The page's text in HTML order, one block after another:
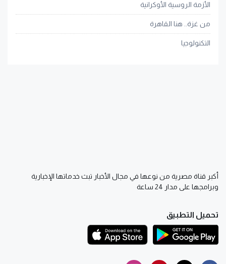
الأزمة الروسية الأوكرانية
من غزة.. هنا القاهرة
التكنولوجيا
أكبر قناة مصرية من نوعها في مجال الأخبار تبث خدماتها الإخبارية
وبرامجها على مدار 24 ساعة
تحميل التطبيق